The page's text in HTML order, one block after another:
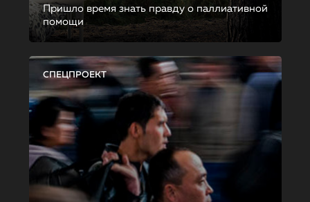
Пришло время знать правду о паллиативной
помощи
СПЕЦПРОЕКТ